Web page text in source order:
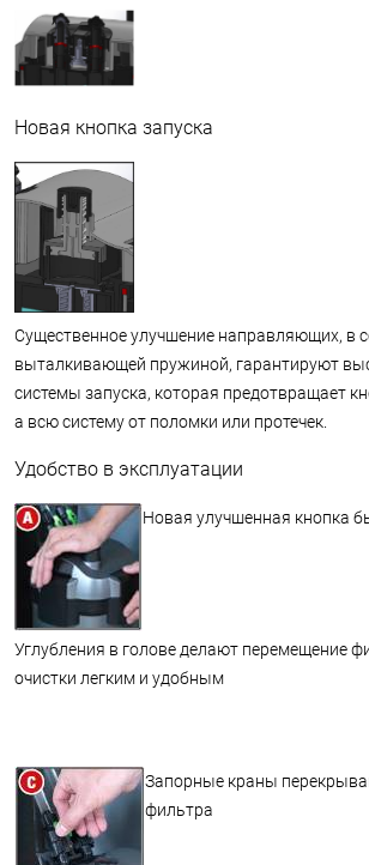
Новая кнопка запуска
Существенное улучшение направляющих, в
выталкивающей пружиной, гарантируют
системы запуска, которая предотвращает
а всю систему от поломки или протечек.
Удобство в эксплуатации
Новая улучшенная кнопка
Углубления в голове делают перемещение
очистки легким и удобным
Запорные краны
фильтра